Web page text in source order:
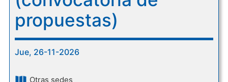
propuestas)
Jue, 26-11-2026
Otras sedes